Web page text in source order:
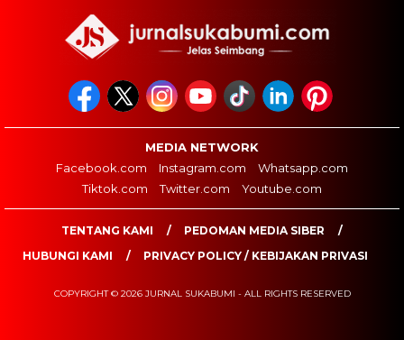
MEDIA NETWORK
Facebook.com
Instagram.com
Whatsapp.com
Tiktok.com
Twitter.com Youtube.com
TENTANG KAMI
PEDOMAN MEDIA SIBER
HUBUNGI KAMI
PRIVACY POLICY / KEBIJAKAN PRIVASI
COPYRIGHT © 2026 JURNAL SUKABUMI - ALL RIGHTS RESERVED